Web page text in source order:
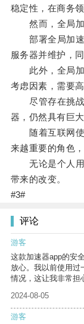
稳定性，在商务
然而，全局加
部署全局加速
服务器并维护，
此外，全局加
考虑因素，需要
尽管存在挑战
器，仍然具有巨大
随着互联网使
来越重要的角色
无论是个人用
带来的改变。
#3#
评论
游客
这款加速器app的安
放心。我以前使用过
情况，这让我非常担
2024-08-05
游客